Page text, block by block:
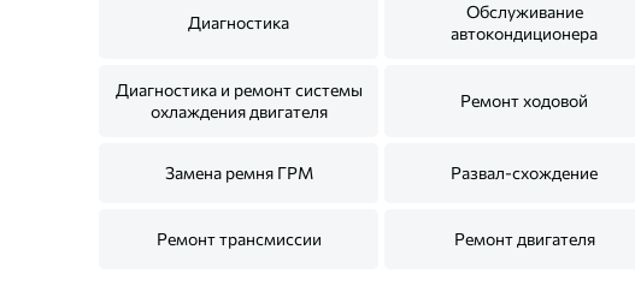
Диагностика
Обслуживание
автокондиционера
Диагностика и ремонт системы
охлаждения двигателя
Ремонт ходовой
Замена ремня ГРМ Развал-схождение
Ремонт трансмиссии Ремонт двигателя